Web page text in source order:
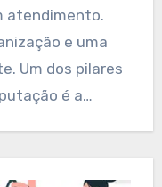
atendimento.
e uma
Um dos pilares
é a…